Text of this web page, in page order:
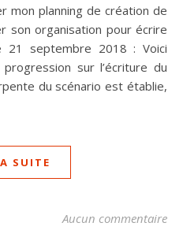
mon planning de création de
son organisation pour écrire
septembre 2018 : Voici
sur l’écriture du
du scénario est établie,
SUITE
Aucun commentaire